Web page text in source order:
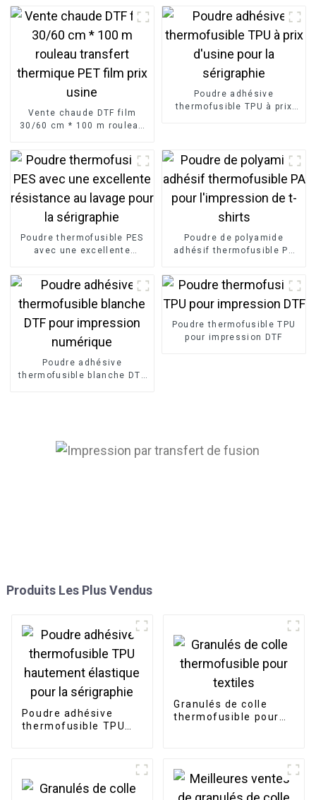
Vente chaude DTF film
30/60 cm * 100 m rouleau
Poudre adhésive
thermofusible TPU à prix
Poudre thermofusible PES
avec une excellente
Poudre de polyamide
adhésif thermofusible PA
Poudre adhésive
thermofusible blanche DTF
Poudre thermofusible TPU
pour impression DTF
Produits Les Plus Vendus
Poudre adhésive
thermofusible TPU
Granulés de colle
thermofusible pour